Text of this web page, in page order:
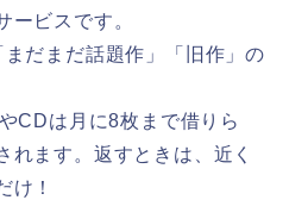
ービスです。
まだまだ話題作」「旧作」の
CDは月に8枚まで借りら
れます。返すときは、近く
け！